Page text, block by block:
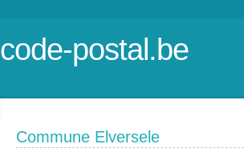
code-postal.be
Commune Elversele